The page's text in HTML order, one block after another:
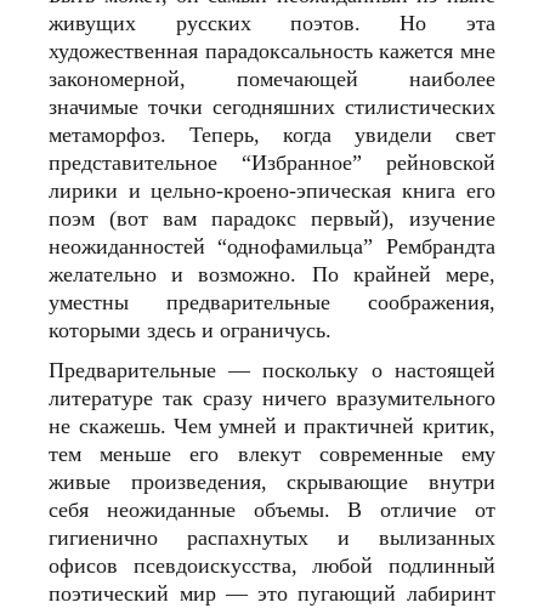
живущих русских поэтов. Но эта
художественная парадоксальность кажется мне
закономерной, помечающей наиболее
значимые точки сегодняшних стилистических
метаморфоз. Теперь, когда увидели свет
представительное “Избранное” рейновской
лирики и цельно-кроено-эпическая книга его
поэм (вот вам парадокс первый), изучение
неожиданностей “однофамильца” Рембрандта
желательно и возможно. По крайней мере,
уместны предварительные соображения,
которыми здесь и ограничусь.
Предварительные — поскольку о настоящей
литературе так сразу ничего вразумительного
не скажешь. Чем умней и практичней критик,
тем меньше его влекут современные ему
живые произведения, скрывающие внутри
себя неожиданные объемы. В отличие от
гигиенично распахнутых и вылизанных
офисов псевдоискусства, любой подлинный
поэтический мир — это пугающий лабиринт